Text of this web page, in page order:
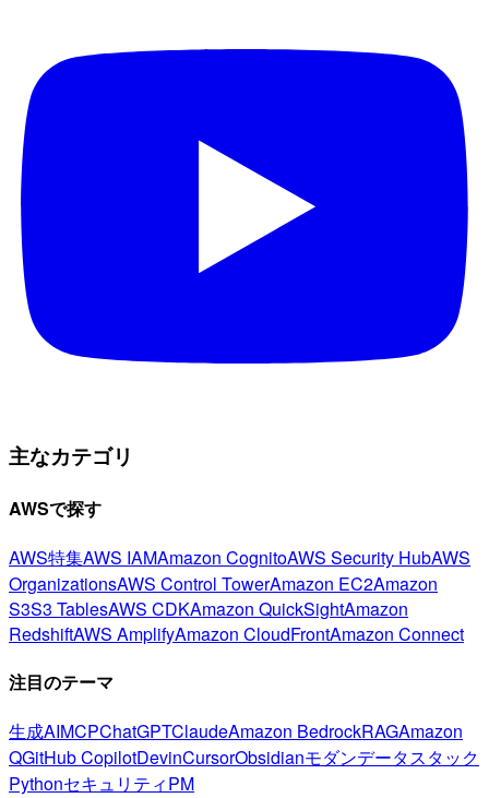
主なカテゴリ
AWSで探す
AWS特集AWS IAMAmazon CognitoAWS Security HubAWS
OrganizationsAWS Control TowerAmazon EC2Amazon
S3S3 TablesAWS CDKAmazon QuickSightAmazon
RedshiftAWS AmplifyAmazon CloudFrontAmazon Connect
注目のテーマ
生成AIMCPChatGPTClaudeAmazon BedrockRAGAmazon
QGitHub CopilotDevinCursorObsidianモダンデータスタック
PythonセキュリティPM